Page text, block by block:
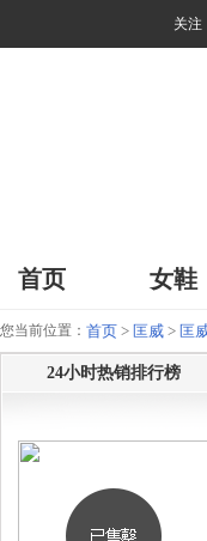
关注
首页 女鞋
您当前位置： 首页 > 匡威 > 匡
24小时热销排行榜